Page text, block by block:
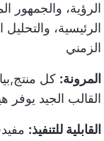
الرؤية، والجمهور
الرئيسية،
الزمني
المرونة: كل منتج,
القالب الجيد يوفر
القابلية للتنفيذ: مفيد